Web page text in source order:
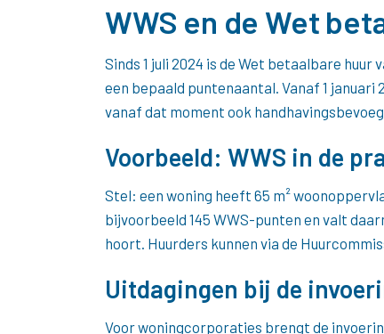
WWS en de Wet
Sinds 1 juli 2024 is de Wet betaalbare
een bepaald puntenaantal. Vanaf 1
vanaf dat moment ook
Voorbeeld: WWS in de
Stel: een woning heeft 65 m²
bijvoorbeeld 145 WWS-punten en valt
hoort. Huurders kunnen via de
Uitdagingen bij de
Voor woningcorporaties brengt de